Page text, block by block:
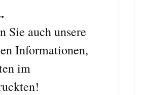
Sie auch unsere
Informationen,
im